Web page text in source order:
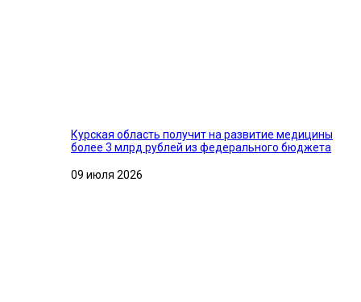
Курская область получит на развитие медицины
более 3 млрд рублей из федерального бюджета
09 июля 2026